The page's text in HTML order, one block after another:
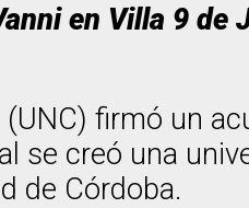
en Villa 9
firmó un
se creó una
de Córdoba.